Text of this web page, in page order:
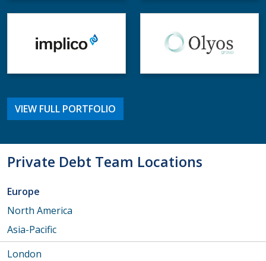
VIEW FULL PORTFOLIO
Private Debt Team Locations
Europe
North America
Asia-Pacific
London